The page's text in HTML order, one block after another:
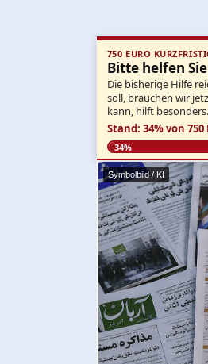
750 EURO
Bitte helfen
Die bisherige Hilfe
soll, brauchen wir
kann, hilft
Stand: 34% von 750
34%
Symbolbild / KI